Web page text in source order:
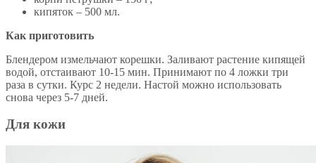
кипяток – 500 мл.
Как приготовить
Блендером измельчают корешки. Заливают растение кипящей
водой, отстаивают 10-15 мин. Принимают по 4 ложки три
раза в сутки. Курс 2 недели. Настой можно использовать
снова через 5-7 дней.
Для кожи